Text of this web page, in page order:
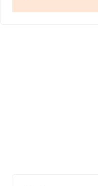
En base a la información